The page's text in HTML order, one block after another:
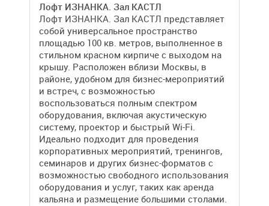
Лофт ИЗНАНКА. Зал КАСТЛ
Лофт ИЗНАНКА. Зал КАСТЛ представляет
собой универсальное пространство
площадью 100 кв. метров, выполненное в
стильном красном кирпиче с выходом на
крышу. Расположен вблизи Москвы, в
районе, удобном для бизнес-мероприятий
и встреч, с возможностью
воспользоваться полным спектром
оборудования, включая акустическую
систему, проектор и быстрый Wi-Fi.
Идеально подходит для проведения
корпоративных мероприятий, тренингов,
семинаров и других бизнес-форматов с
возможностью свободного использования
оборудования и услуг, таких как аренда
кальяна и размещение большими столами.